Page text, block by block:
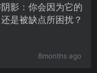
影：你会因为它的
是被缺点所困扰？
8months ago